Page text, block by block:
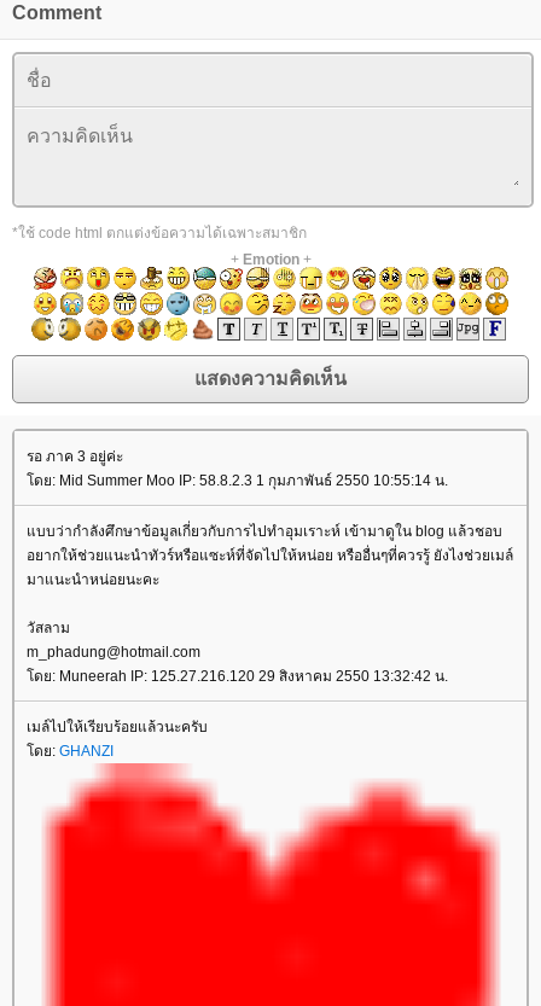
Comment
*ใช้ code html ตกแต่งข้อความได้เฉพาะสมาชิก
+ Emotion+
รอ ภาค 3 อยู่ค่ะ
โดย: Mid Summer Moo IP: 58.8.2.3 1 กุมภาพันธ์ 2550 10:55:14 น.
แบบว่ากำลังศึกษาข้อมูลเกี่ยวกับการไปทำอุมเราะห์ เข้ามาดูใน blog แล้วชอบ
อยากให้ช่วยแนะนำทัวร์หรือแซะห์ที่จัดไปให้หน่อย หรืออื่นๆที่ควรรู้ ยังไงช่วยเมล์
มาแนะนำหน่อยนะคะ
วัสลาม
m_phadung@hotmail.com
โดย: Muneerah IP: 125.27.216.120 29 สิงหาคม 2550 13:32:42 น.
เมล์ไปให้เรียบร้อยแล้วนะครับ
โดย: GHANZI